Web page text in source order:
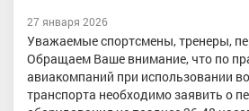
27 января 2026
Уважаемые спортсмены, тренеры,
Обращаем Ваше внимание, что по
авиакомпаний при использовании
транспорта необходимо заявить о